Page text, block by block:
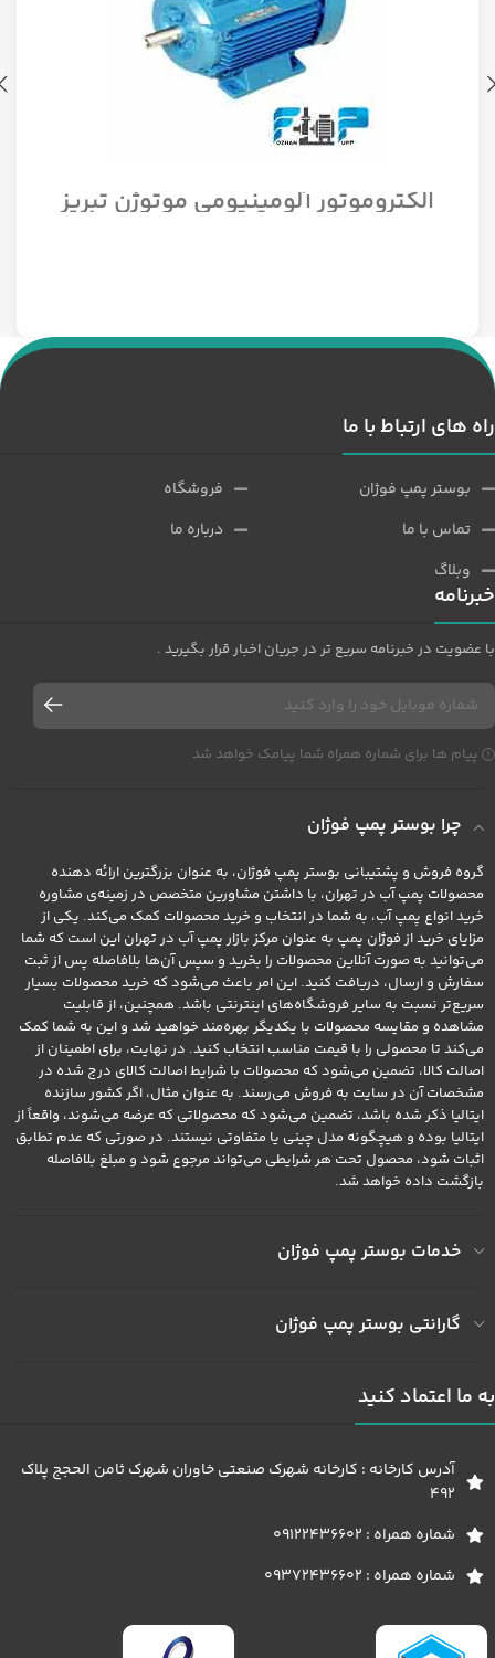
الکتروموتور آلومینیومی موتوژن تبریز
سه فاز مدل 1/12 اسب 1500 دور
راه های ارتباط با ما
بوستر پمپ فوژان
تماس با ما
وبلاگ
فروشگاه
درباره ما
خبرنامه
با عضویت در خبرنامه سریع تر در جریان اخبار قرار بگیرید .
پیام ها برای شماره همراه شما پیامک خواهد شد
چرا بوستر پمپ فوژان
گروه فروش و پشتیبانی بوستر پمپ فوژان، به عنوان بزرگترین ارائه دهنده
محصولات پمپ آب در تهران، با داشتن مشاورین متخصص در زمینه‌ی مشاوره
خرید انواع پمپ آب، به شما در انتخاب و خرید محصولات کمک می‌کند. یکی از
مزایای خرید از فوژان پمپ به عنوان مرکز بازار پمپ آب در تهران این است که شما
می‌توانید به صورت آنلاین محصولات را بخرید و سپس آن‌ها بلافاصله پس از ثبت
سفارش و ارسال، دریافت کنید. این امر باعث می‌شود که خرید محصولات بسیار
سریع‌تر نسبت به سایر فروشگاه‌های اینترنتی باشد. همچنین، از قابلیت
مشاهده و مقایسه محصولات با یکدیگر بهره‌مند خواهید شد و این به شما کمک
می‌کند تا محصولی را با قیمت مناسب انتخاب کنید. در نهایت، برای اطمینان از
اصالت کالا، تضمین می‌شود که محصولات با شرایط اصالت کالای درج شده در
مشخصات آن در سایت به فروش می‌رسند. به عنوان مثال، اگر کشور سازنده
ایتالیا ذکر شده باشد، تضمین می‌شود که محصولاتی که عرضه می‌شوند، واقعاً از
ایتالیا بوده و هیچگونه مدل چینی یا متفاوتی نیستند. در صورتی که عدم تطابق
اثبات شود، محصول تحت هر شرایطی می‌تواند مرجوع شود و مبلغ بلافاصله
بازگشت داده خواهد شد.
خدمات بوستر پمپ فوژان
گارانتی بوستر پمپ فوژان
به ما اعتماد کنید
آدرس کارخانه : کارخانه شهرک صنعتی خاوران شهرک ثامن الحجج پلاک
492
شماره همراه : 09122436602
شماره همراه : 09372436602